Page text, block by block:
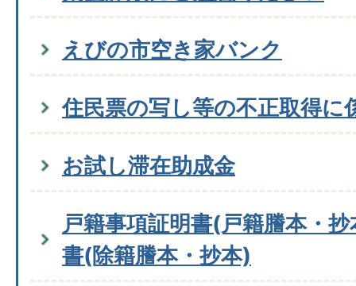
えびの市空き家バンク
住民票の写し等の不正取得に
お試し滞在助成金
戸籍事項証明書(戸籍謄本・
書(除籍謄本・抄本)